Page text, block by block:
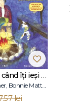
Nordqvist a
Opal alături de
(Tortul
nu a fost
au devenit
Suedia. Sven
extrem de
Prin
creează un
Ce să faci... când îţi ieşi din fire. Ghid pentru copiii care nu-şi pot stăpâni furia
Dawn Huebner, Bonnie Matthews
lei